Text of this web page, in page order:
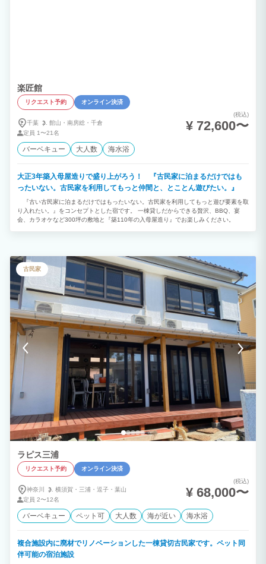
楽匠館
リクエスト予約 オンライン決済
千葉 館山・ 南房総・ 千倉
定員 1〜21名
(税込)
¥ 72,600〜
バーベキュー 大人数 海水浴
大正3年築入母屋造りで盛り上がろう！ 『古民家に泊まるだけではも
ったいない。古民家を利用してもっと仲間と、とことん遊びたい。』
『古い古民家に泊まるだけではもったいない。古民家を利用してもっと遊び要素を取
り入れたい。』をコンセプトとした宿です。 一棟貸しだからできる贅沢、BBQ、宴
会、カラオケなど300坪の敷地と『築110年の入母屋造り』でお楽しみください。
古民家
ラピス三浦
リクエスト予約 オンライン決済
神奈川 横須賀・ 三浦・ 逗子・ 葉山
定員 2〜12名
(税込)
¥ 68,000〜
バーベキュー ペット可 大人数 海が近い 海水浴
複合施設内に廃材でリノベーションした一棟貸切古民家です。ペット同
伴可能の宿泊施設